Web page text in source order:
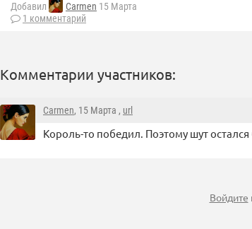
Добавил Carmen 15 Марта
1 комментарий
Комментарии участников:
Carmen, 15 Марта , url
Король-то победил. Поэтому шут остался
Войдите